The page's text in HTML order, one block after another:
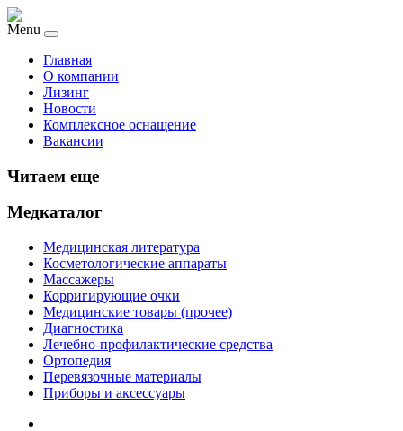
Menu
Главная
О компании
Лизинг
Новости
Комплексное оснащение
Вакансии
Читаем еще
Медкаталог
Медицинская литература
Косметологические аппараты
Массажеры
Корригирующие очки
Медицинские товары (прочее)
Диагностика
Лечебно-профилактические средства
Ортопедия
Перевязочные материалы
Приборы и аксессуары